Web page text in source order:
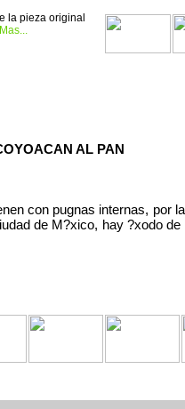
la pieza original
AL PAN
con pugnas internas, por
de M?xico, hay ?xodo de